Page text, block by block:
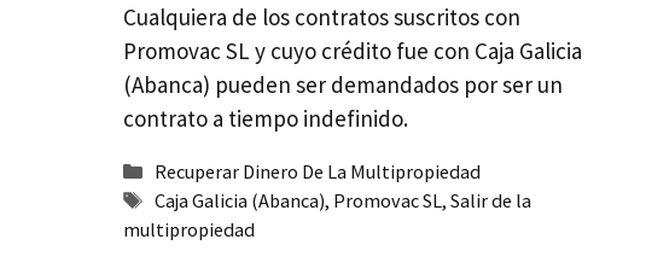
Cualquiera de los contratos suscritos con
Promovac SL y cuyo crédito fue con Caja Galicia
(Abanca) pueden ser demandados por ser un
contrato a tiempo indefinido.
Categorías
Recuperar Dinero De La Multipropiedad
Etiquetas
Caja Galicia (Abanca), Promovac SL, Salir de la
multipropiedad